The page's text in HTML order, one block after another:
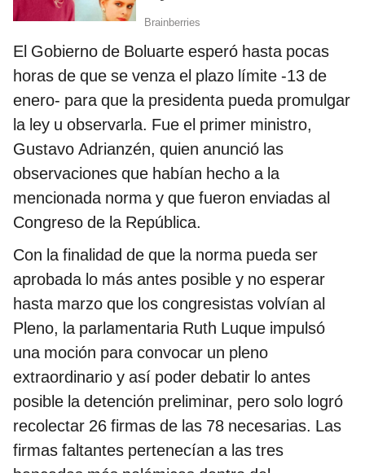
El Gobierno de Boluarte esperó hasta pocas
horas de que se venza el plazo límite -13 de
enero- para que la presidenta pueda promulgar
la ley u observarla. Fue el primer ministro,
Gustavo Adrianzén, quien anunció las
observaciones que habían hecho a la
mencionada norma y que fueron enviadas al
Congreso de la República.
Con la finalidad de que la norma pueda ser
aprobada lo más antes posible y no esperar
hasta marzo que los congresistas volvían al
Pleno, la parlamentaria Ruth Luque impulsó
una moción para convocar un pleno
extraordinario y así poder debatir lo antes
posible la detención preliminar, pero solo logró
recolectar 26 firmas de las 78 necesarias. Las
firmas faltantes pertenecían a las tres